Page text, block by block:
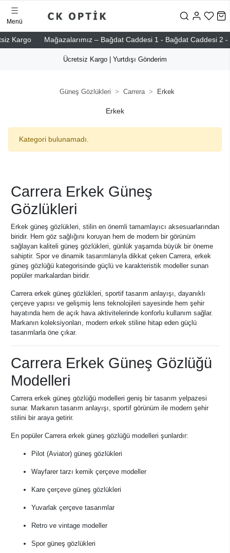
Mağazalarımız – Bağdat Caddesi 1 - Bağdat Caddesi 2 -
Menü
Ücretsiz Kargo | Yurtdışı Gönderim
Güneş Gözlükleri Carrera Erkek
Erkek
Kategori bulunamadı.
Carrera Erkek Güneş
Gözlükleri
Erkek güneş gözlükleri, stilin en önemli tamamlayıcı aksesuarlarından
biridir. Hem göz sağlığını koruyan hem de modern bir görünüm
sağlayan kaliteli güneş gözlükleri, günlük yaşamda büyük bir öneme
sahiptir. Spor ve dinamik tasarımlarıyla dikkat çeken Carrera, erkek
güneş gözlüğü kategorisinde güçlü ve karakteristik modeller sunan
popüler markalardan biridir.
Carrera erkek güneş gözlükleri, sportif tasarım anlayışı, dayanıklı
çerçeve yapısı ve gelişmiş lens teknolojileri sayesinde hem şehir
hayatında hem de açık hava aktivitelerinde konforlu kullanım sağlar.
Markanın koleksiyonları, modern erkek stiline hitap eden güçlü
tasarımlarla öne çıkar.
Carrera Erkek Güneş Gözlüğü
Modelleri
Carrera erkek güneş gözlüğü modelleri geniş bir tasarım yelpazesi
sunar. Markanın tasarım anlayışı, sportif görünüm ile modern şehir
stilini bir araya getirir.
En popüler Carrera erkek güneş gözlüğü modelleri şunlardır:
Pilot (Aviator) güneş gözlükleri
Wayfarer tarzı kemik çerçeve modeller
Kare çerçeve güneş gözlükleri
Yuvarlak çerçeve tasarımlar
Retro ve vintage modeller
Spor güneş gözlükleri